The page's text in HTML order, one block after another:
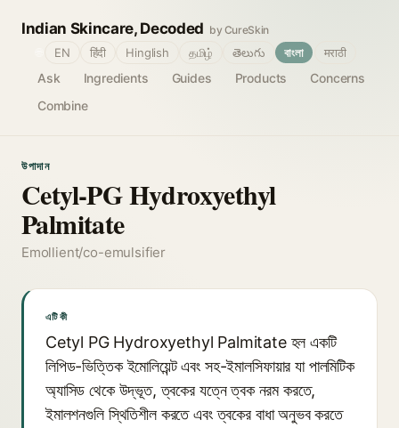
Indian Skincare, Decoded by CureSkin
Ask Ingredients Guides Products
Concerns
Combine
EN हिंदी Hinglish தமிழ் తెలుగు বাংলা मराठी
উপাদান
Cetyl-PG Hydroxyethyl
Palmitate
Emollient/co-emulsifier
এটি কী
Cetyl PG Hydroxyethyl Palmitate হল একটি
লিপিড-ভিত্তিক ইমোলিয়েন্ট এবং সহ-ইমালসিফায়ার যা পালমিটিক
অ্যাসিড থেকে উদ্ভূত, ত্বকের যত্নে ত্বক নরম করতে,
ইমালশনগুলি স্থিতিশীল করতে এবং ত্বকের বাধা অনুভব করতে